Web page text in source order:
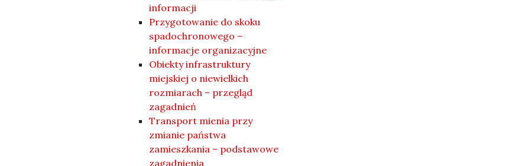
informacji
Przygotowanie do skoku
spadochronowego –
informacje organizacyjne
Obiekty infrastruktury
miejskiej o niewielkich
rozmiarach – przegląd
zagadnień
Transport mienia przy
zmianie państwa
zamieszkania – podstawowe
zagadnienia